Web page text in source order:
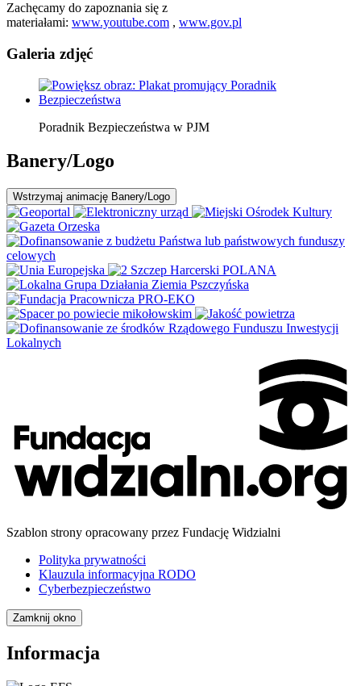
Zachęcamy do zapoznania się z
materiałami: www.youtube.com , www.gov.pl
Galeria zdjęć
Poradnik Bezpieczeństwa w PJM
Banery/Logo
Wstrzymaj animację Banery/Logo
Szablon strony opracowany przez Fundację Widzialni
Polityka prywatności
Klauzula informacyjna RODO
Cyberbezpieczeństwo
Zamknij okno
Informacja